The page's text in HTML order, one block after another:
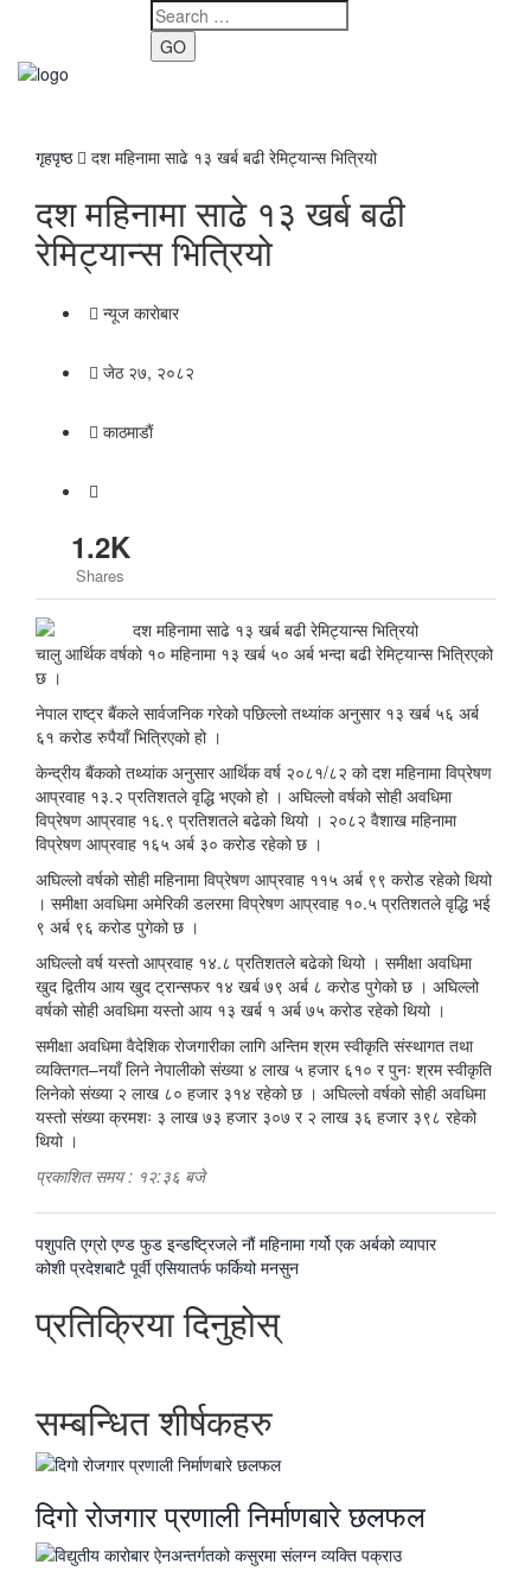
GO
गृहपृष्ठ दश महिनामा साढे १३ खर्ब बढी रेमिट्यान्स भित्रियो
दश महिनामा साढे १३ खर्ब बढी
रेमिट्यान्स भित्रियो
न्यूज काराेबार
जेठ २७, २०८२
काठमाडाैं
1.2K
Shares
चालु आर्थिक वर्षको १० महिनामा १३ खर्ब ५० अर्ब भन्दा बढी रेमिट्यान्स भित्रिएको
छ ।
नेपाल राष्ट्र बैंकले सार्वजनिक गरेको पछिल्लो तथ्यांक अनुसार १३ खर्ब ५६ अर्ब
६१ करोड रुपैयाँ भित्रिएको हो ।
केन्द्रीय बैंकको तथ्यांक अनुसार आर्थिक वर्ष २०८१/८२ को दश महिनामा विप्रेषण
आप्रवाह १३.२ प्रतिशतले वृद्धि भएको हो । अघिल्लो वर्षको सोही अवधिमा
विप्रेषण आप्रवाह १६.९ प्रतिशतले बढेको थियो । २०८२ वैशाख महिनामा
विप्रेषण आप्रवाह १६५ अर्ब ३० करोड रहेको छ ।
अघिल्लो वर्षको सोही महिनामा विप्रेषण आप्रवाह ११५ अर्ब ९९ करोड रहेको थियो
। समीक्षा अवधिमा अमेरिकी डलरमा विप्रेषण आप्रवाह १०.५ प्रतिशतले वृद्धि भई
९ अर्ब ९६ करोड पुगेको छ ।
अघिल्लो वर्ष यस्तो आप्रवाह १४.८ प्रतिशतले बढेको थियो । समीक्षा अवधिमा
खुद द्वितीय आय खुद ट्रान्सफर १४ खर्ब ७९ अर्ब ८ करोड पुगेको छ । अघिल्लो
वर्षको सोही अवधिमा यस्तो आय १३ खर्ब १ अर्ब ७५ करोड रहेको थियो ।
समीक्षा अवधिमा वैदेशिक रोजगारीका लागि अन्तिम श्रम स्वीकृति संस्थागत तथा
व्यक्तिगत–नयाँ लिने नेपालीको संख्या ४ लाख ५ हजार ६१० र पुनः श्रम स्वीकृति
लिनेको संख्या २ लाख ८० हजार ३१४ रहेको छ । अघिल्लो वर्षको सोही अवधिमा
यस्तो संख्या क्रमशः ३ लाख ७३ हजार ३०७ र २ लाख ३६ हजार ३९८ रहेको
थियो ।
प्रकाशित समय : १२:३६ बजे
पछिल्लाे
-
पशुपति एग्रो एण्ड फुड इन्डष्ट्रिजले नौं महिनामा गर्यो एक अर्बको व्यापार
अघिल्लाे
कोशी प्रदेशबाटै पूर्वी एसियातर्फ फर्कियो मनसुन
प्रतिक्रिया दिनुहोस्
सम्बन्धित शीर्षकहरु
दिगो रोजगार प्रणाली निर्माणबारे छलफल